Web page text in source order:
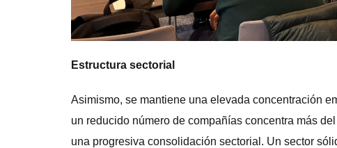
Estructura sectorial
Asimismo, se mantiene una elevada concentración
un reducido número de compañías concentra más
una progresiva consolidación sectorial. Un sector